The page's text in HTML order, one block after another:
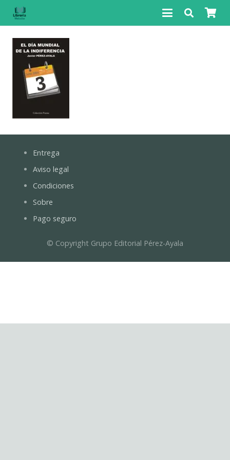
Entrega
Aviso legal
Condiciones
Sobre
Pago seguro
© Copyright Grupo Editorial Pérez-Ayala